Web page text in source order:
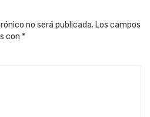
no será publicada. Los campos
con *